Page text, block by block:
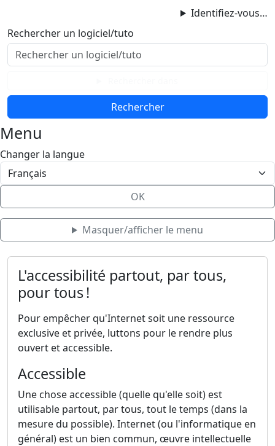
Identifiez-vous…
Contenu principal
Menu
Bas de page
Rechercher un logiciel/tuto
Menu
Changer la langue
OK
Masquer/afficher le menu
Aller au contenu principal
L'accessibilité partout, par tous,
pour tous !
Pour empêcher qu'Internet soit une ressource
exclusive et privée, luttons pour le rendre plus
ouvert et accessible.
Accessible
Une chose accessible (quelle qu'elle soit) est
utilisable partout, par tous, tout le temps (dans la
mesure du possible). Internet (ou l'informatique en
général) est un bien commun, œuvre intellectuelle